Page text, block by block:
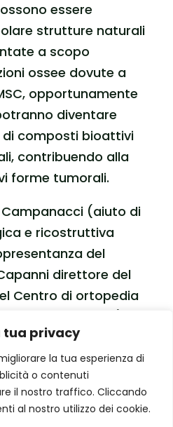
tua privacy
la tua esperienza di
o contenuti
il nostro traffico. Cliccando
al nostro utilizzo dei cookie.
essere
strutture naturali
a scopo
ossee dovute a
opportunamente
diventare
composti bioattivi
contribuendo alla
forme tumorali.
(aiuto di
e ricostruttiva
del
direttore del
Centro di ortopedia
colpito dalla
intere parti delle
molto estesi. Il
a creare nel corpo